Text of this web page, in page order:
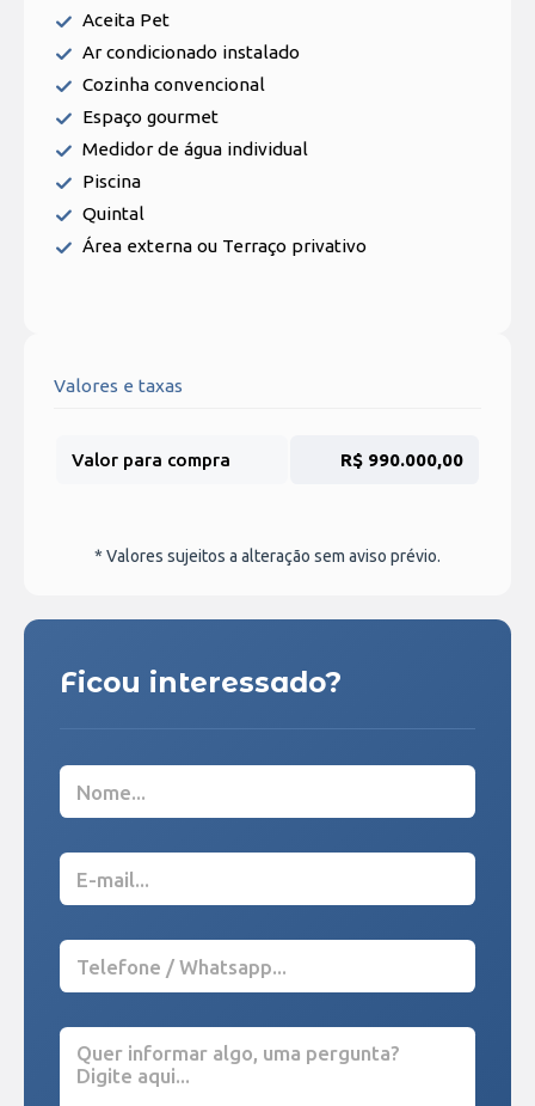
Aceita Pet
Ar condicionado instalado
Cozinha convencional
Espaço gourmet
Medidor de água individual
Piscina
Quintal
Área externa ou Terraço privativo
Valores e taxas
Valor para compra R$ 990.000,00
* Valores sujeitos a alteração sem aviso prévio.
Ficou interessado?